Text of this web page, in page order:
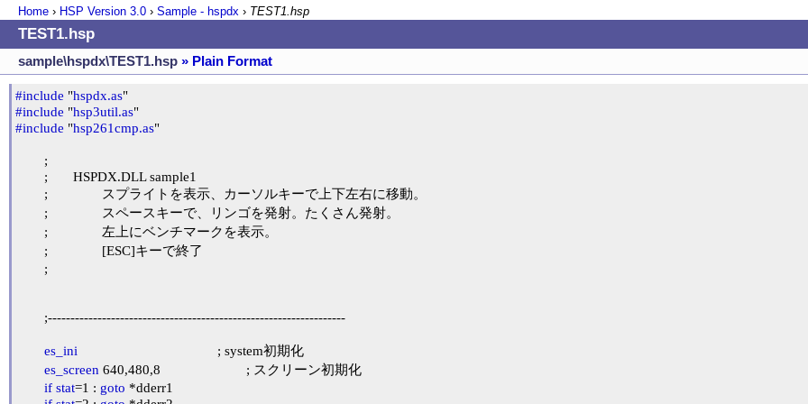
Home › HSP Version 3.0 › Sample - hspdx › TEST1.hsp
TEST1.hsp
sample\hspdx\TEST1.hsp » Plain Format
#include "hspdx.as
#include "hsp3util.as
#include "hsp261cmp.as"
es_ini
es_screen 640,480,8			; スクリーン初期化
if stat=1 : goto *dderr1